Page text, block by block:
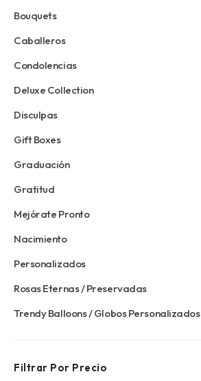
Bouquets
Caballeros
Condolencias
Deluxe Collection
Disculpas
Gift Boxes
Graduación
Gratitud
Mejórate Pronto
Nacimiento
Personalizados
Rosas Eternas / Preservadas
Trendy Balloons / Globos Personalizados
Filtrar Por Precio